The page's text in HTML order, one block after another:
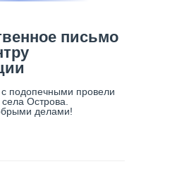
письмо
подопечными провели
Острова.
делами!